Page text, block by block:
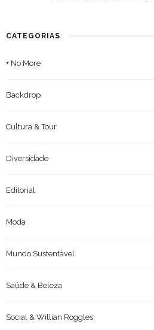
CATEGORIAS
+ No More
Backdrop
Cultura & Tour
Diversidade
Editorial
Moda
Mundo Sustentável
Saúde & Beleza
Social & Willian Roggles